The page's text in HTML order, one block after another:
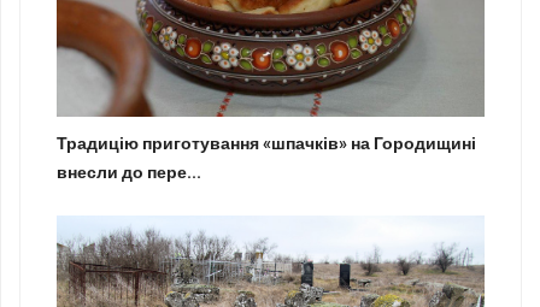
Традицію приготування «шпачків» на Городищині
внесли до пере...